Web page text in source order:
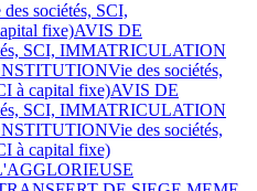
sociétés, SCI,
fixe)AVIS DE
SCI, IMMATRICULATION
Vie des sociétés,
à capital fixe)AVIS DE
SCI, IMMATRICULATION
Vie des sociétés,
à capital fixe)